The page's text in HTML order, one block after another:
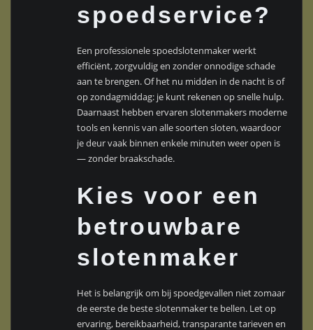
spoedservice?
Een professionele spoedslotenmaker werkt
efficiënt, zorgvuldig en zonder onnodige schade
aan te brengen. Of het nu midden in de nacht is of
op zondagmiddag: je kunt rekenen op snelle hulp.
Daarnaast hebben ervaren slotenmakers moderne
tools en kennis van alle soorten sloten, waardoor
je deur vaak binnen enkele minuten weer open is
— zonder braakschade.
Kies voor een
betrouwbare
slotenmaker
Het is belangrijk om bij spoedgevallen niet zomaar
de eerste de beste slotenmaker te bellen. Let op
ervaring, bereikbaarheid, transparante tarieven en